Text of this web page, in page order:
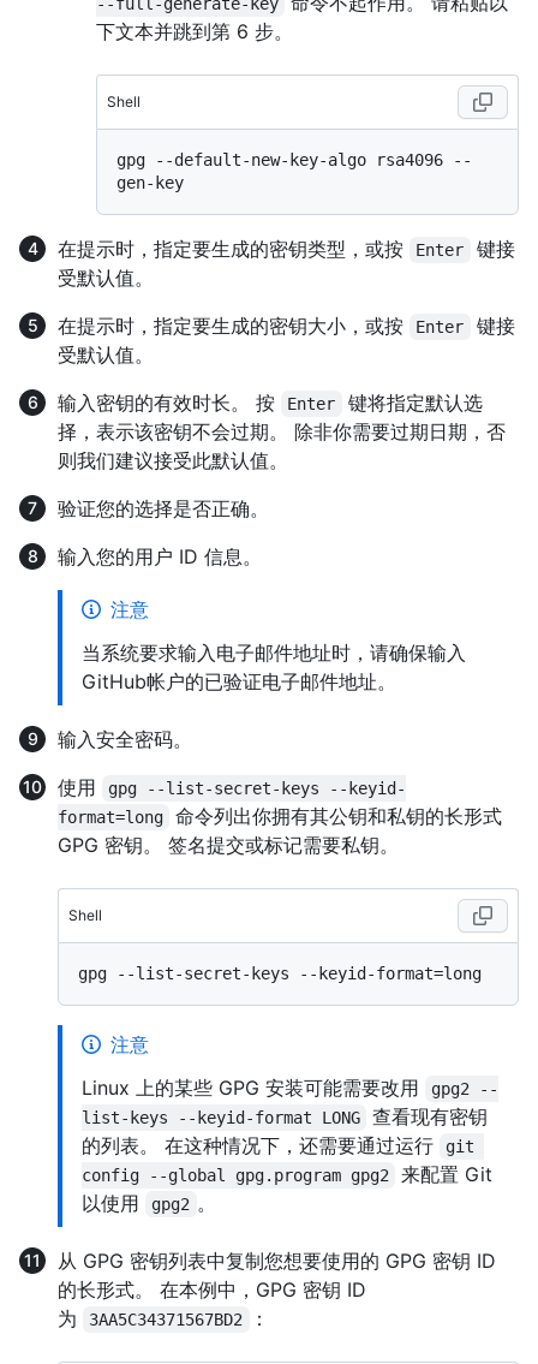
下文本并跳到第 6 步。
Shell
gpg --default-new-key-algo rsa4096 --
在提示时，指定要生成的密钥类型，或按 Enter
键接
受默认值。
在提示时，指定要生成的密钥大小，或按
Enter
键接
受默认值。
输入密钥的有效时长。 按
Enter
键将指定默认选
择，表示该密钥不会过期。 除非你需要过期日期，否
则我们建议接受此默认值。
验证您的选择是否正确。
输入您的用户 ID 信息。
注意
当系统要求输入电子邮件地址时，请确保输入
GitHub帐户的已验证电子邮件地址。
输入安全密码。
使用
gpg --list-secret-keys --keyid-
format=long
命令列出你拥有其公钥和私钥的长形式
GPG 密钥。 签名提交或标记需要私钥。
Shell
注意
Linux 上的某些 GPG 安装可能需要改用
gpg2 --
list-keys --keyid-format LONG
查看现有密钥
的列表。 在这种情况下，还需要通过运行
git
config --global gpg.program gpg2
来配置 Git
以使用
gpg2 。
从 GPG 密钥列表中复制您想要使用的 GPG 密钥 ID
的长形式。 在本例中，GPG 密钥 ID
为
3AA5C34371567BD2 ：